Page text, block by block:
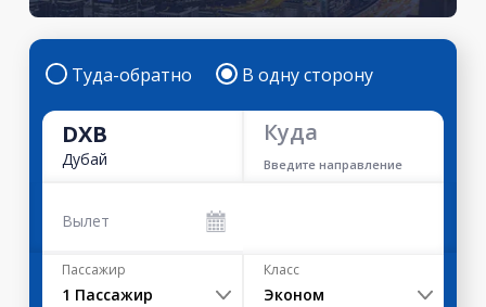
Туда-обратно В одну сторону
DXB
Дубай
Куда
Введите направление
Вылет
Пассажир
1 Пассажир
Класс
Эконом